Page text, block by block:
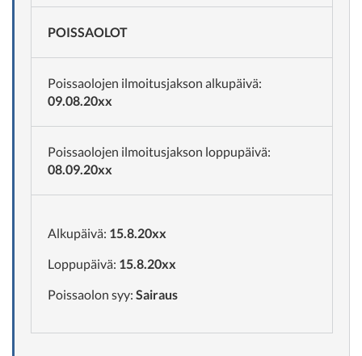
POISSAOLOT
Poissaolojen ilmoitusjakson alkupäivä:
09.08.20xx
Poissaolojen ilmoitusjakson loppupäivä:
08.09.20xx
Alkupäivä: 15.8.20xx
Loppupäivä: 15.8.20xx
Poissaolon syy: Sairaus